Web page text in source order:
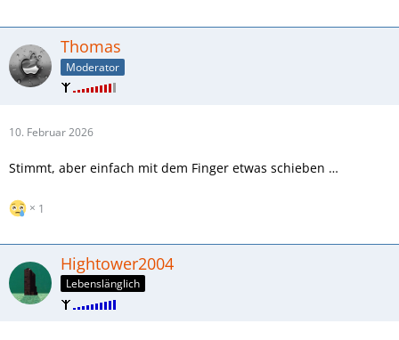
Thomas
Moderator
10. Februar 2026
Stimmt, aber einfach mit dem Finger etwas schieben …
1
Hightower2004
Lebenslänglich